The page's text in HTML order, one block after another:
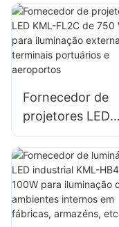
W para
de fachadas de
edifícios e
canteiros de
Fornecedor de
projetores LED
KML-FL2C de
W para
externa de
terminais
portuários e